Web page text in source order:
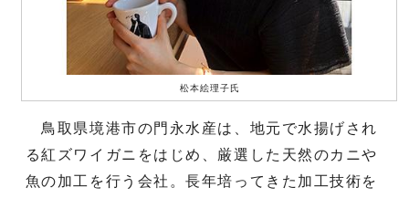
松本絵理子氏
鳥取県境港市の門永水産は、地元で水揚げされ
る紅ズワイガニをはじめ、厳選した天然のカニや
魚の加工を行う会社。長年培ってきた加工技術を